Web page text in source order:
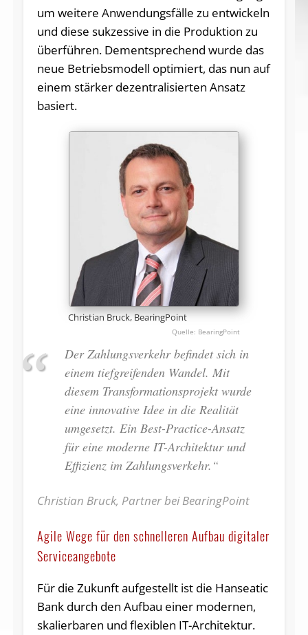
um weitere Anwendungsfälle zu entwickeln
und diese sukzessive in die Produktion zu
überführen. Dementsprechend wurde das
neue Betriebsmodell optimiert, das nun auf
einem stärker dezentralisierten Ansatz
basiert.
Christian Bruck, BearingPoint
BearingPoint
Der Zahlungsverkehr befindet sich in
einem tiefgreifenden Wandel. Mit
diesem Transformationsprojekt wurde
eine innovative Idee in die Realität
umgesetzt. Ein Best-Practice-Ansatz
für eine moderne IT-Architektur und
Effizienz im Zahlungsverkehr.“
Christian Bruck, Partner bei BearingPoint
Agile Wege für den schnelleren Aufbau digitaler
Serviceangebote
Für die Zukunft aufgestellt ist die Hanseatic
Bank durch den Aufbau einer modernen,
skalierbaren und flexiblen IT-Architektur.